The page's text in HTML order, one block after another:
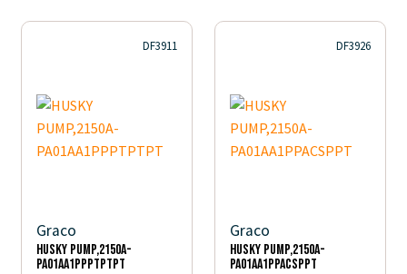
DF3911
Graco
HUSKY PUMP,2150A-
PA01AA1PPPTPTPT
DF3926
Graco
HUSKY PUMP,2150A-
PA01AA1PPACSPPT